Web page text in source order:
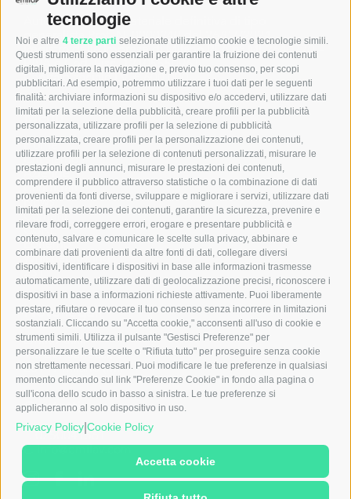
tecnologie
Noi e altre 4 terze parti selezionate utilizziamo cookie e tecnologie simili.
Questi strumenti sono essenziali per garantire la fruizione dei contenuti
digitali, migliorare la navigazione e, previo tuo consenso, per scopi
pubblicitari. Ad esempio, potremmo utilizzare i tuoi dati per le seguenti
finalità: archiviare informazioni su dispositivo e/o accedervi, utilizzare dati
limitati per la selezione della pubblicità, creare profili per la pubblicità
personalizzata, utilizzare profili per la selezione di pubblicità
personalizzata, creare profili per la personalizzazione dei contenuti,
utilizzare profili per la selezione di contenuti personalizzati, misurare le
prestazioni degli annunci, misurare le prestazioni dei contenuti,
comprendere il pubblico attraverso statistiche o la combinazione di dati
provenienti da fonti diverse, sviluppare e migliorare i servizi, utilizzare dati
limitati per la selezione dei contenuti, garantire la sicurezza, prevenire e
rilevare frodi, correggere errori, erogare e presentare pubblicità e
contenuto, salvare e comunicare le scelte sulla privacy, abbinare e
combinare dati provenienti da altre fonti di dati, collegare diversi
dispositivi, identificare i dispositivi in base alle informazioni trasmesse
automaticamente, utilizzare dati di geolocalizzazione precisi, riconoscere i
dispositivi in base a informazioni richieste attivamente. Puoi liberamente
prestare, rifiutare o revocare il tuo consenso senza incorrere in limitazioni
sostanziali. Cliccando su "Accetta cookie," acconsenti all'uso di cookie e
strumenti simili. Utilizza il pulsante "Gestisci Preferenze" per
personalizzare le tue scelte o "Rifiuta tutto" per proseguire senza cookie
non strettamente necessari. Puoi modificare le tue preferenze in qualsiasi
momento cliccando sul link "Preferenze Cookie" in fondo alla pagina o
sull'icona dello scudo in basso a sinistra. Le tue preferenze si
applicheranno al solo dispositivo in uso.
Privacy Policy Cookie Policy
Accetta cookie
Autorizzazione Ministeriale definitiva di tipo
generalista Prot. N. 0000240 del 26/07/2024
Registro delle Imprese di Milano REA n° MI-2640770 –
P.IVA e Cod. Fisc. 12105550961
Capitale sociale I.V. € 600.000
Menu
Home
Chi siamo
Aziende
Candidati
News
Contatti
CCNL
Ebitemp
Whistleblowing
231
Note legali
Emilav S.r.l.
Via dei Carracci, 5
20149 Milano (MI)
Contatti
T. 0250041561
E. info@emilav.com